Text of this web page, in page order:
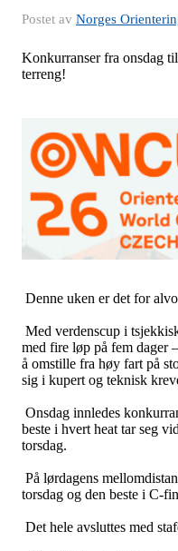
Postet av Norges
Konkurranser fra onsdag
terreng!
Denne uken er det for
Med verdenscup i
med fire løp på fem dager
å omstille fra høy fart på
sig i kupert og teknisk
Onsdag innledes
beste i hvert heat tar seg
torsdag.
På lørdagens
torsdag og den beste i C-
Det hele avsluttes med